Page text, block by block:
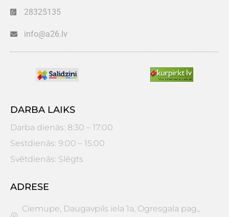
28325135
info@a26.lv
DARBA LAIKS
Darba dienās: 8:30 – 17:00
Sestdienās: 9:00 – 15:00
Svētdienās: Slēgts
ADRESE
Ciemupe, Daugavpils iela 1a, Ogresgala pag.,